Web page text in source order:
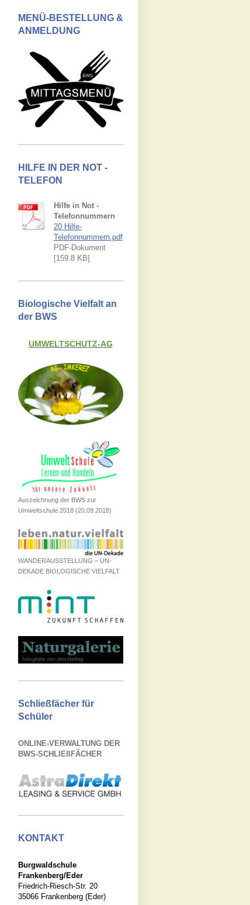
MENÜ-BESTELLUNG &
ANMELDUNG
HILFE IN DER NOT -
TELEFON
Hilfe in Not -
Telefonnummern
20 Hilfe-
Telefonnummern.pdf
PDF-Dokument
[159.8 KB]
Biologische Vielfalt an
der BWS
UMWELTSCHUTZ-AG
Auszeichnung der BWS zur
Umweltschule 2018 (20.09.2018)
WANDERAUSSTELLUNG – UN-
DEKADE BIOLOGISCHE VIELFALT
Schließfächer für
Schüler
ONLINE-VERWALTUNG DER
BWS-SCHLIEßFÄCHER
KONTAKT
Burgwaldschule
Frankenberg/Eder
Friedrich-Riesch-Str. 20
35066 Frankenberg (Eder)